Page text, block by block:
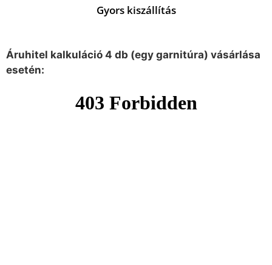
Gyors kiszállítás
Áruhitel kalkuláció 4 db (egy garnitúra) vásárlása
esetén: